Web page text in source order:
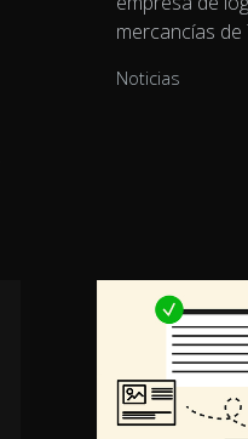
mercancías de
Noticias